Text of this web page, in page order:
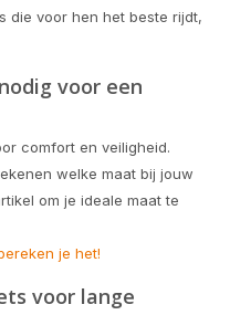
die voor hen het beste rijdt,
voor een
comfort en veiligheid.
welke maat bij jouw
om je ideale maat te
je het!
voor lange